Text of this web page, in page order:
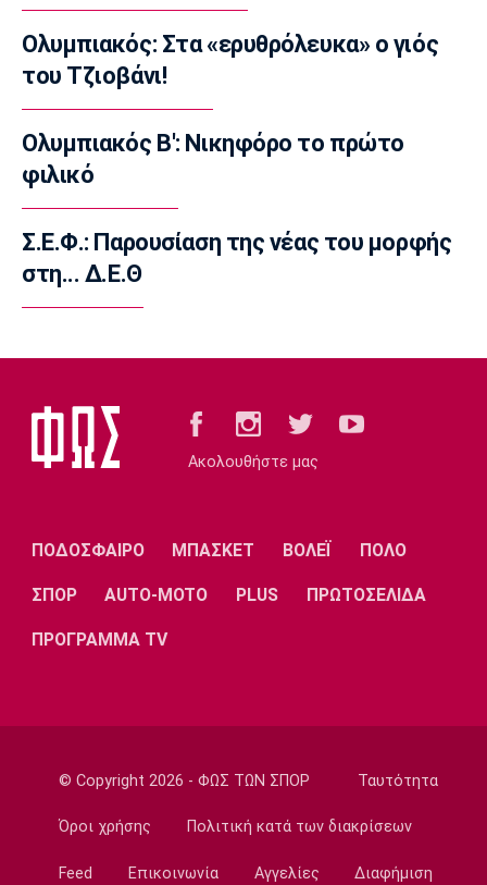
Παναθηναϊκός: Σε φουλ ρυθμούς ο Λιβάι
14:10
Super League 1
«Παίρνει Ντίκμαν ο ΟΦΗ»
14:00
Επικαιρότητα
13:50
Ποδόσφαιρο - Διεθνή
Σιμεόνε για Άλβαρες: «Ο σύλλογος έχει
Μπάρλος: «Χάσαμε από δικά μας λάθη»
13:30
13:20
Αποκλεισμός της Μαρίας Σάκκαρη από το
τουρνουά του Τορόντο
Ευρωμπάσκετ U16: Ελλάδα-Δανία απόψε για
13:00
Mε δύο αθλητές η Ελλάδα στο Παγκόσμιο
Πρωτάθλημα Ιππασίας
Ολυμπιακός: Στα «ερυθρόλευκα» ο γιός
του Τζιοβάνι!
Ολυμπιακός Β': Νικηφόρο το πρώτο
φιλικό
Σ.Ε.Φ.: Παρουσίαση της νέας του μορφής
στη... Δ.Ε.Θ
Ακολουθήστε μας
ΠΟΔΟΣΦΑΙΡΟ ΜΠΑΣΚΕΤ ΒΟΛΕΪ ΠΟΛΟ
ΣΠΟΡ AUTO-MOTO PLUS ΠΡΩΤΟΣΕΛΙΔΑ
ΠΡΟΓΡΑΜΜΑ TV
© Copyright 2026 - ΦΩΣ ΤΩΝ ΣΠΟΡ Ταυτότητα
Όροι χρήσης Πολιτική κατά των διακρίσεων
Feed Επικοινωνία Αγγελίες Διαφήμιση